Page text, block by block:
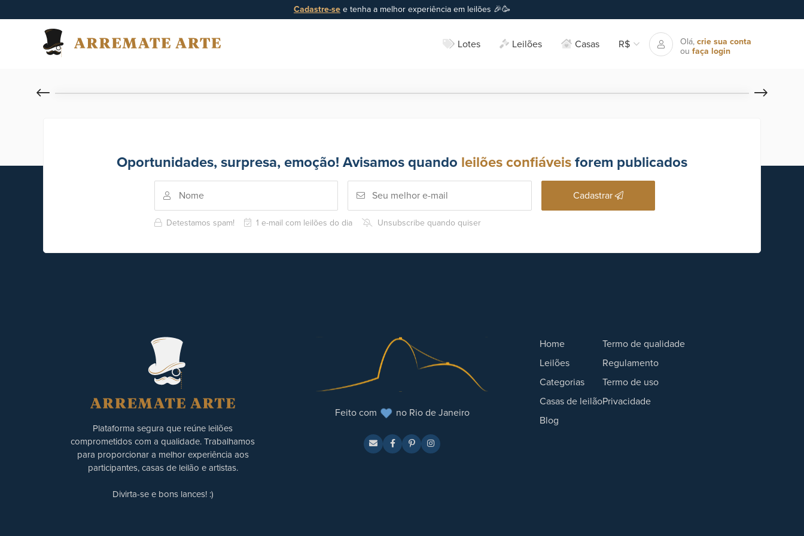
Cadastre-se e tenha a melhor experiência em leilões 🎉🥳
Lotes Leilões Casas R$ Olá, crie sua conta
ou faça login
Oportunidades, surpresa, emoção! Avisamos quando leilões confiáveis forem publicados
Cadastrar
Detestamos spam! 1 e-mail com leilões do dia Unsubscribe quando quiser
Plataforma segura que reúne leilões
comprometidos com a qualidade. Trabalhamos
para proporcionar a melhor experiência aos
participantes, casas de leilão e artistas.
Divirta-se e bons lances! :)
Feito com no Rio de Janeiro
Home
Leilões
Categorias
Casas de leilão
Blog
Termo de qualidade
Regulamento
Termo de uso
Privacidade